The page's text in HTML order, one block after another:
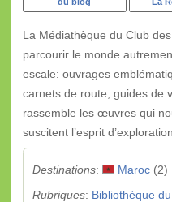
La Médiathèque du Club
parcourir le monde
escale: ouvrages
carnets de route, guides de
rassemble les œuvres qui
suscitent l’esprit
Destinations: Maroc(2)
Rubriques: Bibliothèque